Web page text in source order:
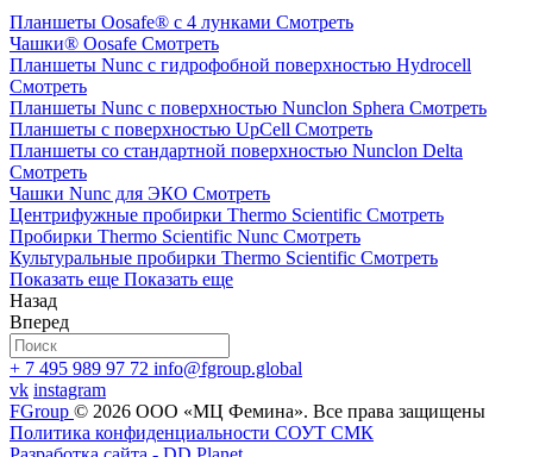
Планшеты Oosafe® с 4 лунками Смотреть
Чашки® Oosafe Смотреть
Планшеты Nunc с гидрофобной поверхностью Hydrocell
Смотреть
Планшеты Nunc с поверхностью Nunclon Sphera Смотреть
Планшеты с поверхностью UpCell Смотреть
Планшеты со стандартной поверхностью Nunclon Delta
Смотреть
Чашки Nunc для ЭКО Смотреть
Центрифужные пробирки Thermo Scientific Смотреть
Пробирки Thermo Scientific Nunc Смотреть
Культуральные пробирки Thermo Scientific Смотреть
Показать еще Показать еще
Назад
Вперед
+ 7 495 989 97 72 info@fgroup.global
vk instagram
FGroup © 2026 ООО «МЦ Фемина». Все права защищены
Политика конфиденциальности СОУТ CМК